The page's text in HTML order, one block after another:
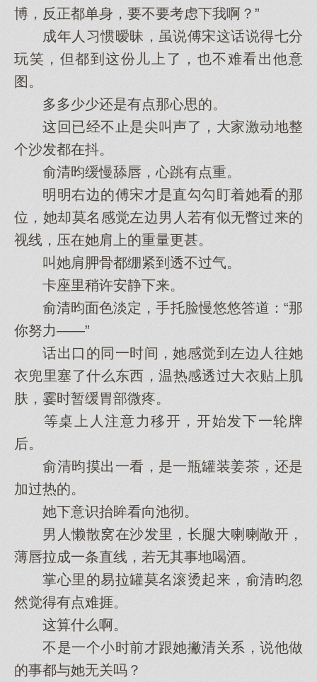
博，反正都单身，要不要考虑下我啊？”
成年人习惯暧昧，虽说傅宋这话说得七分
玩笑，但都到这份儿上了，也不难看出他意
图。
多多少少还是有点那心思的。
这回已经不止是尖叫声了，大家激动地整
个沙发都在抖。
俞清昀缓慢舔唇，心跳有点重。
明明右边的傅宋才是直勾勾盯着她看的那
位，她却莫名感觉左边男人若有似无瞥过来的
视线，压在她肩上的重量更甚。
叫她肩胛骨都绷紧到透不过气。
卡座里稍许安静下来。
俞清昀面色淡定，手托脸慢悠悠答道：“那
你努力——”
话出口的同一时间，她感觉到左边人往她
衣兜里塞了什么东西，温热感透过大衣贴上肌
肤，霎时暂缓胃部微疼。
等桌上人注意力移开，开始发下一轮牌
后。
俞清昀摸出一看，是一瓶罐装姜茶，还是
加过热的。
她下意识抬眸看向池彻。
男人懒散窝在沙发里，长腿大喇喇敞开，
薄唇拉成一条直线，若无其事地喝酒。
掌心里的易拉罐莫名滚烫起来，俞清昀忽
然觉得有点难捱。
这算什么啊。
不是一个小时前才跟她撇清关系，说他做
的事都与她无关吗？